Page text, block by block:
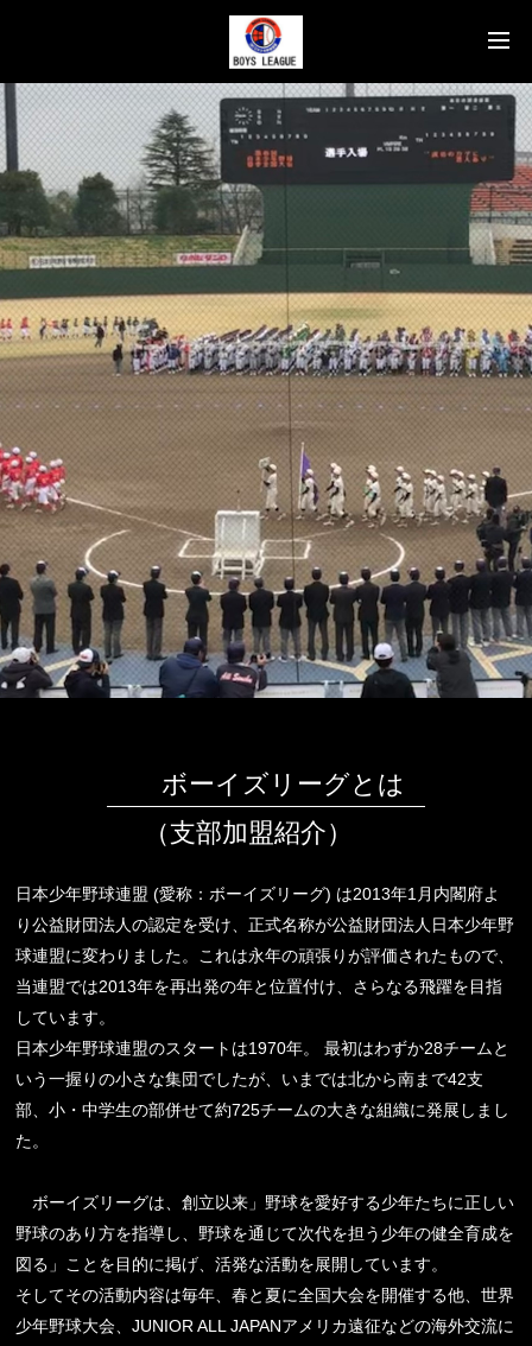
ボーイズリーグとは
（支部加盟紹介）
日本少年野球連盟 (愛称：ボーイズリーグ) は2013年1月内閣府よ
り公益財団法人の認定を受け、正式名称が公益財団法人日本少年野
球連盟に変わりました。これは永年の頑張りが評価されたもので、
当連盟では2013年を再出発の年と位置付け、さらなる飛躍を目指
しています。
日本少年野球連盟のスタートは1970年。 最初はわずか28チームと
いう一握りの小さな集団でしたが、いまでは北から南まで42支
部、小・中学生の部併せて約725チームの大きな組織に発展しまし
た。
ボーイズリーグは、創立以来」野球を愛好する少年たちに正しい
野球のあり方を指導し、野球を通じて次代を担う少年の健全育成を
図る」ことを目的に掲げ、活発な活動を展開しています。
そしてその活動内容は毎年、春と夏に全国大会を開催する他、世界
少年野球大会、JUNIOR ALL JAPANアメリカ遠征などの海外交流に